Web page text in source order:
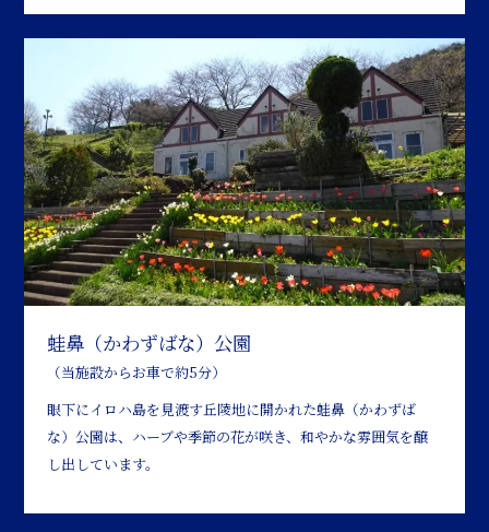
蛙鼻（かわずばな）公園
（当施設からお車で約5分）
眼下にイロハ島を見渡す丘陵地に開かれた蛙鼻（かわずば
な）公園は、ハーブや季節の花が咲き、和やかな雰囲気を醸
し出しています。